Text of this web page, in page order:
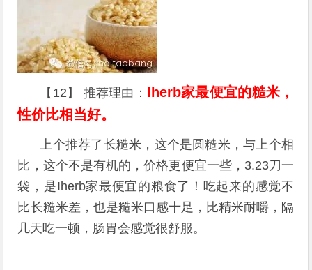
【12】 推荐理由： Iherb家最便宜的糙米，
性价比相当好。
上个推荐了长糙米，这个是圆糙米，与上个相
比，这个不是有机的，价格更便宜一些，3.23刀一
袋，是Iherb家最便宜的粮食了！吃起来的感觉不
比长糙米差，也是糙米口感十足，比精米耐嚼，隔
几天吃一顿，肠胃会感觉很舒服。